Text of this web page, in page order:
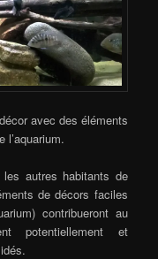
avec des éléments
l’aquarium.
autres habitants de
de décors faciles
contribueront au
potentiellement et